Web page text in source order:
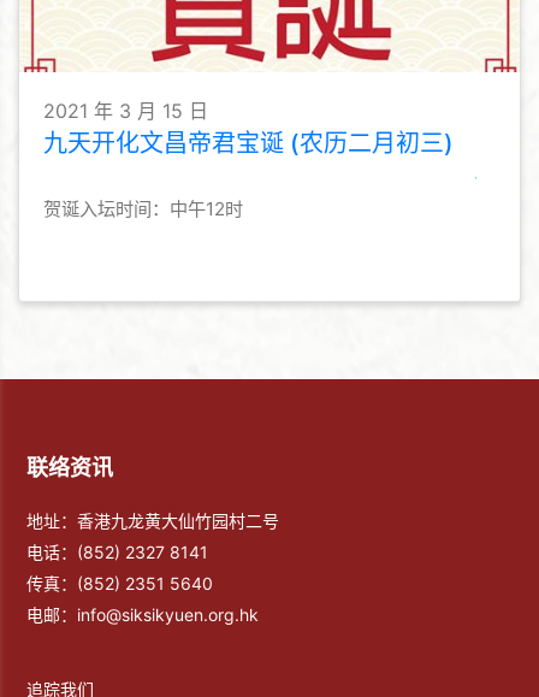
2021 年 3 月 15 日
九天开化文昌帝君宝诞 (农历二月初三)
贺诞入坛时间：中午12时
联络资讯
地址：香港九龙黄大仙竹园村二号
电话： (852) 2327 8141
传真： (852) 2351 5640
电邮： info@siksikyuen.org.hk
追踪我们